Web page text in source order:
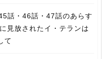
話・46話・47話のあらす
見放されたイ・テランは
て